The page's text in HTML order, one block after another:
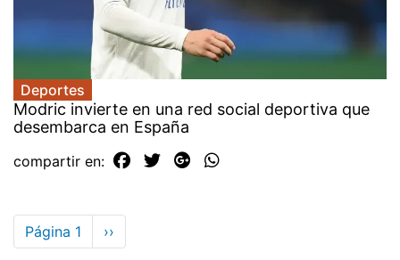
Deportes
Modric invierte en una red social deportiva que
desembarca en España
compartir en:
Paginación
Página 1
Siguiente
página
››